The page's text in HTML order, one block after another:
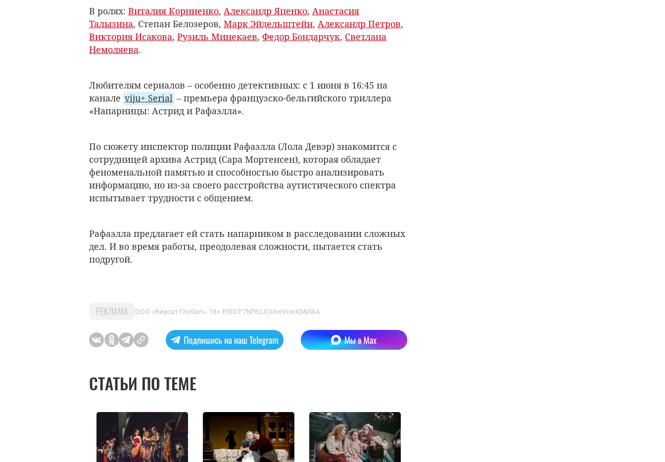
В ролях: Виталия Корниенко, Александр Яценко, Анастасия
Талызина, Степан Белозеров, Марк Эйдельштейн, Александр Петров,
Виктория Исакова, Рузиль Минекаев, Федор Бондарчук, Светлана
Немоляева.
Любителям сериалов – особенно детективных: с 1 июня в 16:45 на
канале viju+ Serial – премьера французско-бельгийского триллера
«Напарницы: Астрид и Рафаэлла».
По сюжету инспектор полиции Рафаэлла (Лола Девэр) знакомится с
сотрудницей архива Астрид (Сара Мортенсен), которая обладает
феноменальной памятью и способностью быстро анализировать
информацию, но из-за своего расстройства аутистического спектра
испытывает трудности с общением.
Рафаэлла предлагает ей стать напарником в расследовании сложных
дел. И во время работы, преодолевая сложности, пытается стать
подругой.
РЕКЛАМА ООО «Виасат Глобал», 18+ ERID:F7NfYUJCUneVcwkDNSkA
СТАТЬИ ПО ТЕМЕ